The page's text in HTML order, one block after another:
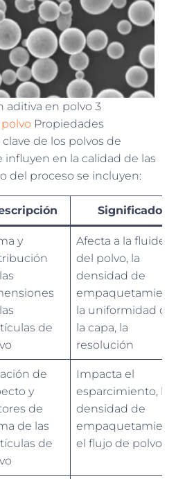
aditiva en polvo 3
Propiedades
de los polvos de
en la calidad de las
del proceso se incluyen:
Significado
y
de
Afecta a la fluidez
del polvo, la
densidad de
la uniformidad de
la capa, la
resolución
de
y
de
de las
de
Impacta el
esparcimiento, la
densidad de
el flujo de polvo